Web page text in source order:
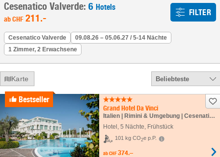
Cesenatico Valverde: 6 Hotels
abCHF 211.- FILTER
Cesenatico Valverde
09.08.26 – 05.06.27 / 5-14 Nächte
1 Zimmer, 2 Erwachsene
Karte Beliebteste
Bestseller
Grand Hotel Da Vinci
Italien | Rimini & Umgebung | Cesenatico Valverde
Hotel , 5 Nächte, Frühstück
101 kg CO2e p.P.
ab CHF 374.–